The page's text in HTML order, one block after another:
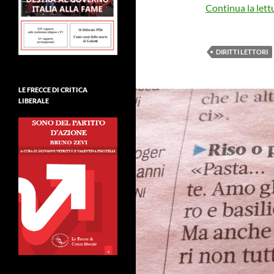
Continua la
DIRITTI LETTORI
LE FRECCE DI CRITICA
LIBERALE